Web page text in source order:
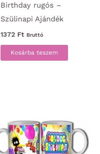
Birthday rugós –
Szülinapi Ajándék
1372 Ft Bruttó
Kosárba teszem